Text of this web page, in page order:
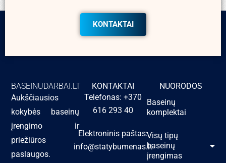
KONTAKTAI
BASEINUDARBAI.LT
Aukščiausios
kokybės baseinų
įrengimo ir
priežiūros
paslaugos.
KONTAKTAI
Telefonas: +370
616 293 40
Elektroninis paštas:
info@statybumenas.lt
NUORODOS
Baseinų
komplektai
Visų tipų
baseinų
įrengimas